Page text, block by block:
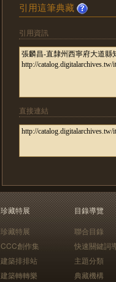
引用這筆典藏
引用資訊
直接連結
珍藏特展
珍藏特展
CCC創作集
建築排排站
建築轉轉樂
目錄導覽
聯合目錄
快速關鍵詞
主題分類
典藏機構